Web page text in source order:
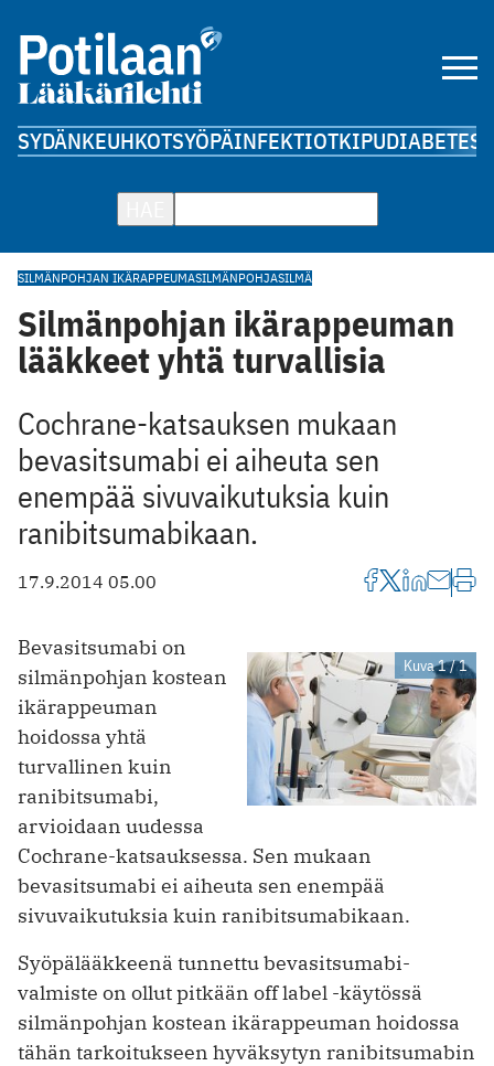
SYDÄNKEUHKOTSYÖPÄINFEKTIOTKIPUDIABETES
SILMÄNPOHJAN IKÄRAPPEUMASILMÄNPOHJASILMÄ
Silmänpohjan ikärappeuman
lääkkeet yhtä turvallisia
Cochrane-katsauksen mukaan
bevasitsumabi ei aiheuta sen
enempää sivuvaikutuksia kuin
ranibitsumabikaan.
17.9.2014 05.00
Kuva 1 / 1
Bevasitsumabi on
silmänpohjan kostean
ikärappeuman
hoidossa yhtä
turvallinen kuin
ranibitsumabi,
arvioidaan uudessa
Cochrane-katsauksessa. Sen mukaan
bevasitsumabi ei aiheuta sen enempää
sivuvaikutuksia kuin ranibitsumabikaan.
Syöpälääkkeenä tunnettu bevasitsumabi-
valmiste on ollut pitkään off label -käytössä
silmänpohjan kostean ikärappeuman hoidossa
tähän tarkoitukseen hyväksytyn ranibitsumabin